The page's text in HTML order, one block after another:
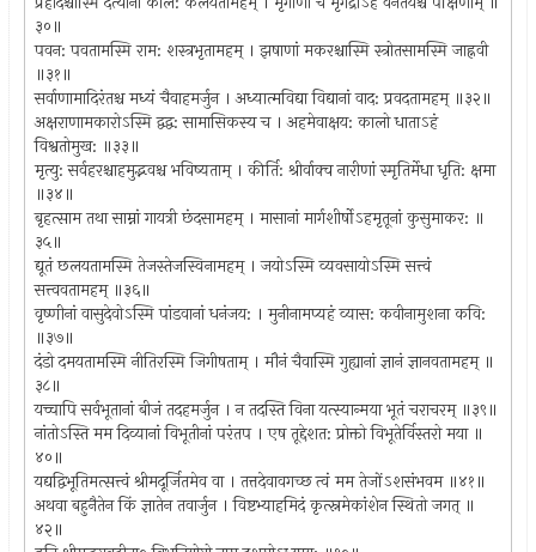
३०॥
पवन: पवतामस्मि राम: शस्त्रभृतामहम् । झषाणां मकरश्चास्मि स्त्रोतसामस्मि जाह्नवी
॥३१॥
सर्वाणामादिरंतश्च मध्यं चैवाहमर्जुन । अध्यात्मविद्या विद्यानां वाद: प्रवदतामहम् ॥३२॥
अक्षराणामकारोऽस्मि द्वद्व: सामासिकस्य च । अहमेवाक्षय: कालो धाताऽहं
विश्वतोमुख: ॥३३॥
मृत्यु: सर्वहरश्चाहमुद्भवश्च भविष्यताम् । कीर्ति: श्रीर्वाक्च नारीणां स्मृतिर्मेधा धृति: क्षमा
॥३४॥
बृहत्साम तथा साम्नां गायत्री छंदसामहम् । मासानां मार्गशीर्षोऽहमृतूनां कुसुमाकर: ॥
३५॥
द्यूतं छलयतामस्मि तेजस्तेजस्विनामहम् । जयोऽस्मि व्यवसायोऽस्मि सत्त्वं
सत्त्ववतामहम् ॥३६॥
वृष्णीनां वासुदेवोऽस्मि पांडवानां धनंजय: । मुनीनामप्यहं व्यास: कवीनामुशना कवि:
॥३७॥
दंडो दमयतामस्मि नीतिरस्मि जिगीषताम् । मौनं चैवास्मि गुह्यानां ज्ञानं ज्ञानवतामहम् ॥
३८॥
यच्चापि सर्वभूतानां बीजं तदहमर्जुन । न तदस्ति विना यत्स्यान्मया भूतं चराचरम् ॥३९॥
नांतोऽस्ति मम दिव्यानां विभूतीनां परंतप । एष तूद्देशत: प्रोक्तो विभूतेर्विस्तरो मया ॥
४०॥
यद्यद्विभूतिमत्सत्त्वं श्रीमदूर्जितमेव वा । तत्तदेवावगच्छ त्वं मम तेजोंऽशसंभवम‍ ॥४१॥
अथवा बहुनैतेन किं ज्ञातेन तवार्जुन । विष्टभ्याहमिदं कृत्स्नमेकांशेन स्थितो जगत् ॥
४२॥